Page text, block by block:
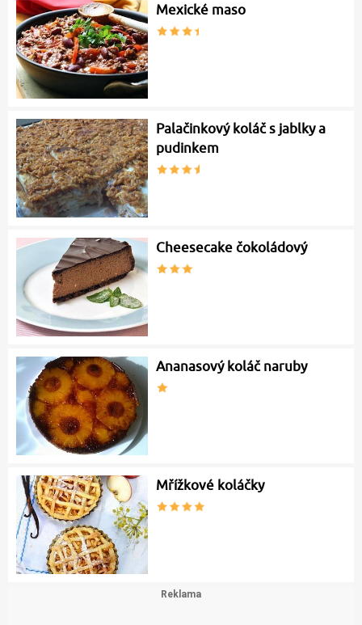
Mexické maso
Palačinkový koláč s jablky a
pudinkem
Cheesecake čokoládový
Ananasový koláč naruby
Mřížkové koláčky